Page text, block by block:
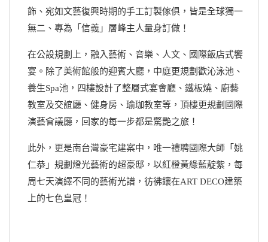
飾、宛如文藝復興時期的手工訂製傢俱，皆是全球獨一
無二、專為「信義」層峰主人量身訂做！
在公設規劃上，融入藝術、音樂、人文、國際飯店式饗
宴。除了美術館般的迎賓大廳，中庭更規劃歡沁泳池、
養生Spa池，四樓設計了整層式宴會廳、鐵板燒、廚藝
教室及交誼廳、健身房、瑜珈教室等，頂樓更規劃國際
演藝會議廳，回家的每一步都是驚艷之旅！
此外，更是南台灣豪宅建案中，唯一禮聘國際大師「姚
仁恭」規劃燈光藝術的超豪邸，以紅橙黃綠藍靛紫，每
周七天演繹不同的藝術光譜，彷彿鑲在ART DECO建築
上的七色皇冠！